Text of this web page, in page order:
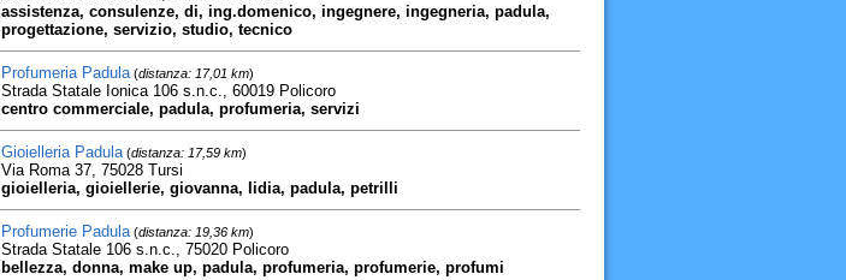
assistenza, consulenze, di, ing.domenico, ingegnere, ingegneria, padula,
progettazione, servizio, studio, tecnico
Profumeria Padula(distanza: 17,01 km)
Strada Statale Ionica 106 s.n.c., 60019 Policoro
centro commerciale, padula, profumeria, servizi
Gioielleria Padula(distanza: 17,59 km)
Via Roma 37, 75028 Tursi
gioielleria, gioiellerie, giovanna, lidia, padula, petrilli
Profumerie Padula(distanza: 19,36 km)
Strada Statale 106 s.n.c., 75020 Policoro
bellezza, donna, make up, padula, profumeria, profumerie, profumi